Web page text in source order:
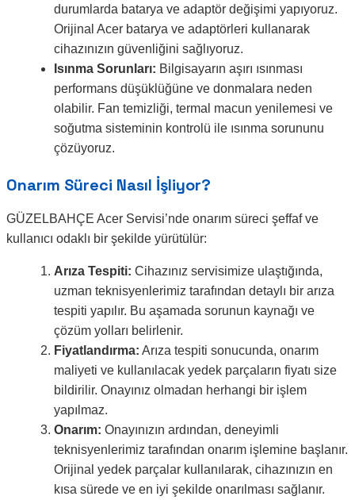
durumlarda batarya ve adaptör değişimi yapıyoruz.
Orijinal Acer batarya ve adaptörleri kullanarak
cihazınızın güvenliğini sağlıyoruz.
Isınma Sorunları: Bilgisayarın aşırı ısınması
performans düşüklüğüne ve donmalara neden
olabilir. Fan temizliği, termal macun yenilemesi ve
soğutma sisteminin kontrolü ile ısınma sorununu
çözüyoruz.
Onarım Süreci Nasıl İşliyor?
GÜZELBAHÇE Acer Servisi’nde onarım süreci şeffaf ve
kullanıcı odaklı bir şekilde yürütülür:
Arıza Tespiti: Cihazınız servisimize ulaştığında,
uzman teknisyenlerimiz tarafından detaylı bir arıza
tespiti yapılır. Bu aşamada sorunun kaynağı ve
çözüm yolları belirlenir.
Fiyatlandırma: Arıza tespiti sonucunda, onarım
maliyeti ve kullanılacak yedek parçaların fiyatı size
bildirilir. Onayınız olmadan herhangi bir işlem
yapılmaz.
Onarım: Onayınızın ardından, deneyimli
teknisyenlerimiz tarafından onarım işlemine başlanır.
Orijinal yedek parçalar kullanılarak, cihazınızın en
kısa sürede ve en iyi şekilde onarılması sağlanır.